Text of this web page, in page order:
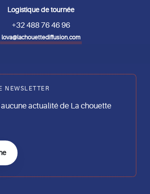
Logistique de tournée
+32 488 76 46 96
lova@lachouettediffusion.com
NEWSLETTER
actualité de La chouette